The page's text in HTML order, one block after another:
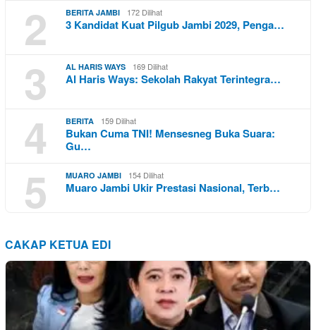
2 BERITA JAMBI 172 Dilihat
3 Kandidat Kuat Pilgub Jambi 2029, Penga…
3 AL HARIS WAYS 169 Dilihat
Al Haris Ways: Sekolah Rakyat Terintegra…
4 BERITA 159 Dilihat
Bukan Cuma TNI! Mensesneg Buka Suara:
Gu…
5 MUARO JAMBI 154 Dilihat
Muaro Jambi Ukir Prestasi Nasional, Terb…
CAKAP KETUA EDI